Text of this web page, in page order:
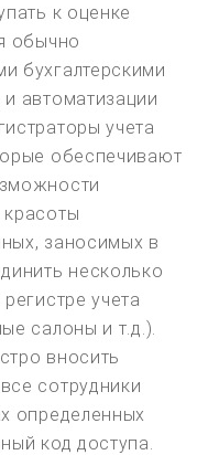
к оценке
обычно
бухгалтерскими
автоматизации
учета
обеспечивают
заносимых в
несколько
учета
салоны и т.д.).
вносить
сотрудники
определенных
код доступа.